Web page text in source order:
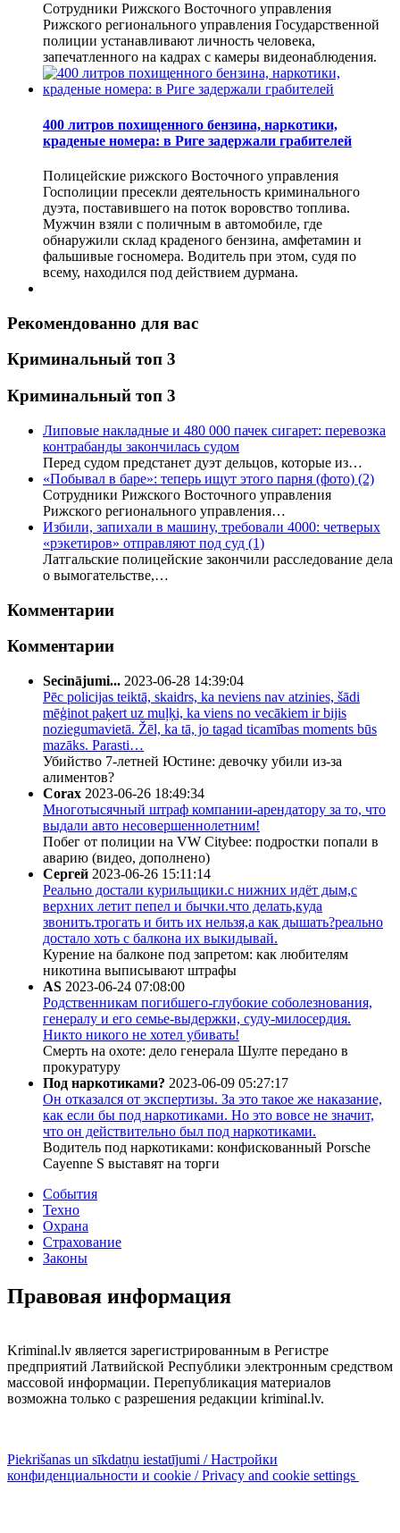
Сотрудники Рижского Восточного управления
Рижского регионального управления Государственной
полиции устанавливают личность человека,
запечатленного на кадрах с камеры видеонаблюдения.
400 литров похищенного бензина, наркотики,
краденые номера: в Риге задержали грабителей
Полицейские рижского Восточного управления
Госполиции пресекли деятельность криминального
дуэта, поставившего на поток воровство топлива.
Мужчин взяли с поличным в автомобиле, где
обнаружили склад краденого бензина, амфетамин и
фальшивые госномера. Водитель при этом, судя по
всему, находился под действием дурмана.
Рекомендованно для вас
Криминальный топ 3
Криминальный топ 3
Липовые накладные и 480 000 пачек сигарет: перевозка
контрабанды закончилась судом
Перед судом предстанет дуэт дельцов, которые из…
«Побывал в баре»: теперь ищут этого парня (фото) (2)
Сотрудники Рижского Восточного управления
Рижского регионального управления…
Избили, запихали в машину, требовали 4000: четверых
«рэкетиров» отправляют под суд (1)
Латгальские полицейские закончили расследование дела
о вымогательстве,…
Комментарии
Комментарии
Secinājumi... 2023-06-28 14:39:04
Pēc policijas teiktā, skaidrs, ka neviens nav atzinies, šādi
mēģinot paķert uz muļķi, ka viens no vecākiem ir bijis
noziegumavietā. Žēl, ka tā, jo tagad ticamības moments būs
mazāks. Parasti…
Убийство 7-летней Юстине: девочку убили из-за
алиментов?
Corax 2023-06-26 18:49:34
Многотысячный штраф компании-арендатору за то, что
выдали авто несовершеннолетним!
Побег от полиции на VW Citybee: подростки попали в
аварию (видео, дополнено)
Сергей 2023-06-26 15:11:14
Реально достали курильщики.с нижних идёт дым,с
верхних летит пепел и бычки.что делать,куда
звонить.трогать и бить их нельзя,а как дышать?реально
достало хоть с балкона их выкидывай.
Курение на балконе под запретом: как любителям
никотина выписывают штрафы
AS 2023-06-24 07:08:00
Родственникам погибшего-глубокие соболезнования,
генералу и его семье-выдержки, суду-милосердия.
Никто никого не хотел убивать!
Смерть на охоте: дело генерала Шулте передано в
прокуратуру
Под наркотиками? 2023-06-09 05:27:17
Он отказался от экспертизы. За это такое же наказание,
как если бы под наркотиками. Но это вовсе не значит,
что он действительно был под наркотиками.
Водитель под наркотиками: конфискованный Porsche
Cayenne S выставят на торги
События
Техно
Охрана
Страхование
Законы
Правовая информация
Kriminal.lv является зарегистрированным в Регистре
предприятий Латвийской Республики электронным средством
массовой информации. Перепубликация материалов
возможна только с разрешения редакции kriminal.lv.
Piekrišanas un sīkdatņu iestatījumi / Настройки
конфиденциальности и cookie / Privacy and cookie settings